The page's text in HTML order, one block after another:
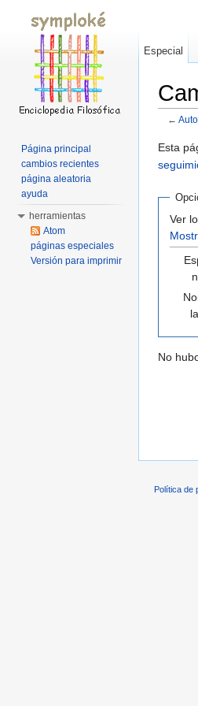
←
Esta
Ver
No
Especial
Página principal
cambios recientes
página aleatoria
ayuda
herramientas
Atom
páginas especiales
Versión para imprimir
Política de